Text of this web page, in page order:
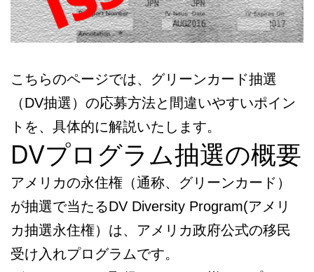
こちらのページでは、グリーンカード抽選
（DV抽選）の応募方法と間違いやすいポイン
トを、具体的に解説いたします。
DVプログラム抽選の概要
アメリカの永住権（通称、グリーンカード）
が抽選で当たるDV Diversity Program(アメリ
カ抽選永住権）は、アメリカ政府公式の移民
受け入れプログラムです。